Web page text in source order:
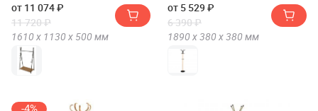
от 11 074 ₽
11 720 ₽
1610 х 1130 х 500 мм
от 5 529 ₽
6 390 ₽
1890 х380 х380 мм